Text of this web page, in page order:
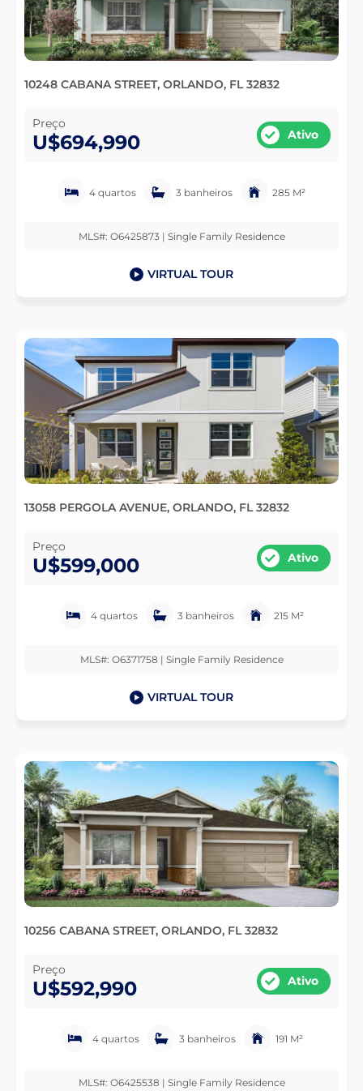
10248 CABANA STREET, ORLANDO, FL 32832
Preço
U$694,990 Ativo
4 quartos 3 banheiros 285 M²
MLS#: O6425873 | Single Family Residence
VIRTUAL TOUR
13058 PERGOLA AVENUE, ORLANDO, FL 32832
Preço
U$599,000 Ativo
4 quartos 3 banheiros 215 M²
MLS#: O6371758 | Single Family Residence
VIRTUAL TOUR
10256 CABANA STREET, ORLANDO, FL 32832
Preço
U$592,990 Ativo
4 quartos 3 banheiros 191 M²
MLS#: O6425538 | Single Family Residence